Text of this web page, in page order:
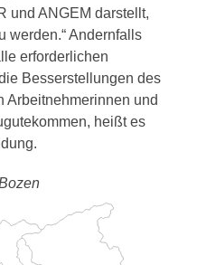
und ANGEM darstellt,
werden.“ Andernfalls
erforderlichen
Besserstellungen des
Arbeitnehmerinnen und
heißt es